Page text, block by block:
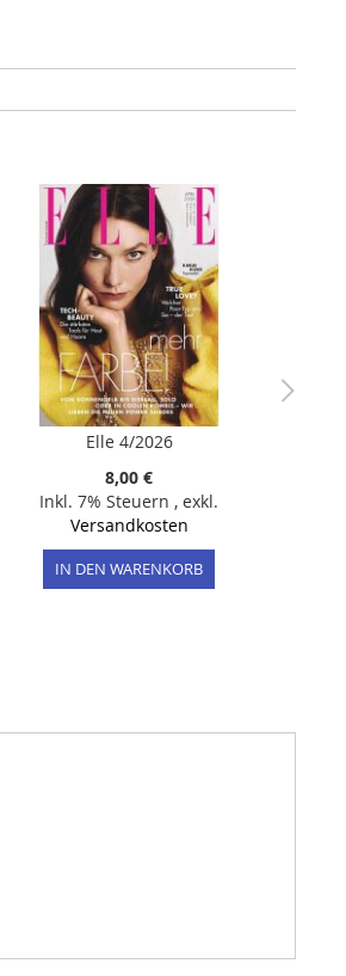
Elle 4/2026
8,00 €
Inkl. 7% Steuern , exkl.
Versandkosten
IN DEN WARENKORB